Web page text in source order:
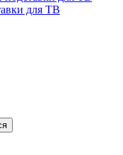
для ТВ